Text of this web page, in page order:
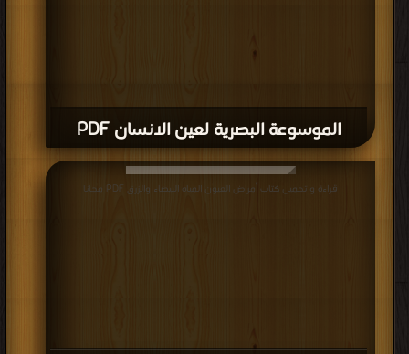
الموسوعة البصرية لعين الانسان PDF
قراءة و تحميل كتاب أمراض العيون المياه البيضاء والزرق PDF مجانا